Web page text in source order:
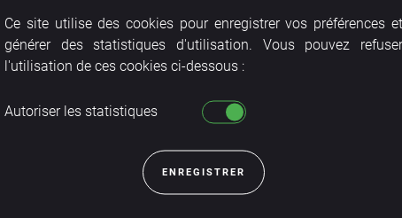
Ce site utilise des cookies pour enregistrer vos préférences et
générer des statistiques d'utilisation. Vous pouvez refuser
l'utilisation de ces cookies ci-dessous :
Autoriser les statistiques
ENREGISTRER